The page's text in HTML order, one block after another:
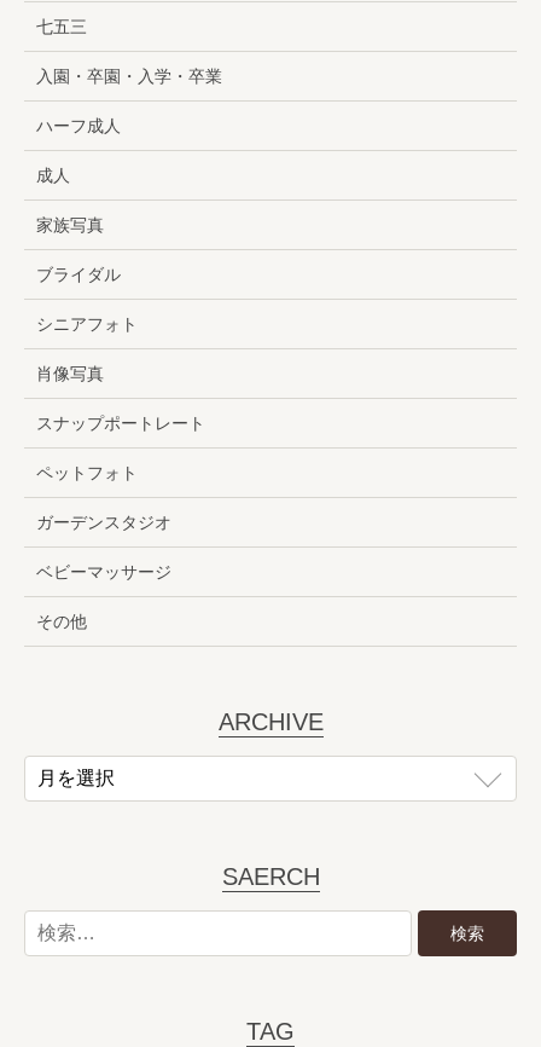
七五三
入園・卒園・入学・卒業
ハーフ成人
成人
家族写真
ブライダル
シニアフォト
肖像写真
スナップポートレート
ペットフォト
ガーデンスタジオ
ベビーマッサージ
その他
ARCHIVE
SAERCH
TAG